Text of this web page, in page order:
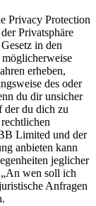
Privacy Protection
Privatsphäre
in den
erheben,
des oder
du dir unsicher
der du dich zu
Limited und der
anbieten kann
jeglicher
wen soll ich
Anfragen